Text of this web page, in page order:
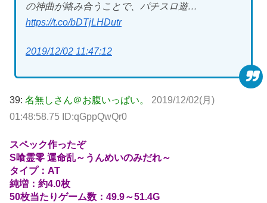
の神曲が絡み合うことで、パチスロ遊…
https://t.co/bDTjLHDutr
2019/12/02 11:47:12
39: 名無しさん＠お腹いっぱい。
2019/12/02(月)
01:48:58.75 ID:qGppQwQr0
スペック作ったぞ
S喰霊零 運命乱～うんめいのみだれ～
タイプ：AT
純増：約4.0枚
50枚当たりゲーム数：49.9～51.4G